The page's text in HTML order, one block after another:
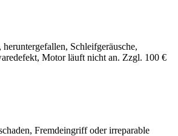
Schleifgeräusche,
Motor läuft nicht an. Zzgl. 100 €
Fremdeingriff oder irreparable